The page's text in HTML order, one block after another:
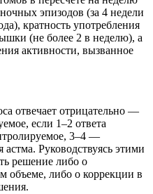
эпизодов (за 4 недели
кратность употребления
(не более 2 в неделю), а
активности, вызванное
отвечает отрицательно —
если 1–2 ответа
3–4 —
Руководствуясь этими
решение либо о
объеме, либо о коррекции в